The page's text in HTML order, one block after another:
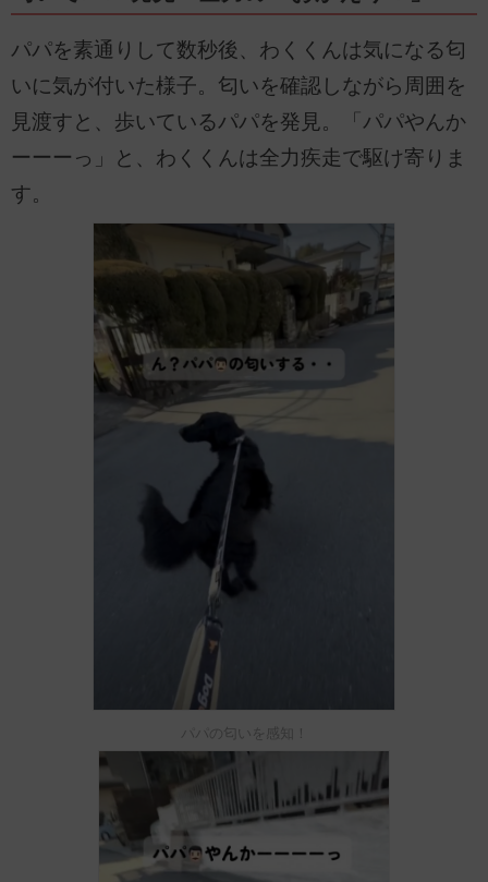
パパを素通りして数秒後、わくくんは気になる匂
いに気が付いた様子。匂いを確認しながら周囲を
見渡すと、歩いているパパを発見。「パパやんか
ーーーっ」と、わくくんは全力疾走で駆け寄りま
す。
パパの匂いを感知！